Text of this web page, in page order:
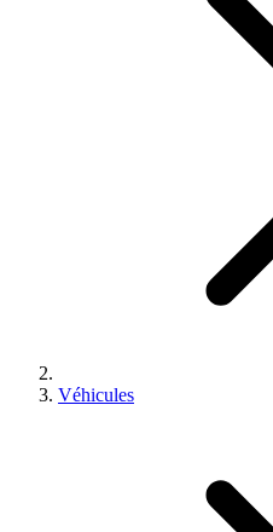
Véhicules